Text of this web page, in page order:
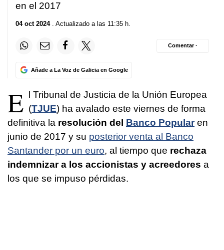
en el 2017
04 oct 2024. Actualizado a las 11:35 h.
Añade a La Voz de Galicia en Google
Comentar ·
E l Tribunal de Justicia de la Unión Europea
(TJUE) ha avalado este viernes de forma
definitiva la resolución del Banco Popularen
junio de 2017 y su posterior venta al Banco
Santander por un euro, al tiempo que rechaza
indemnizar a los accionistas y acreedores a
los que se impuso pérdidas.